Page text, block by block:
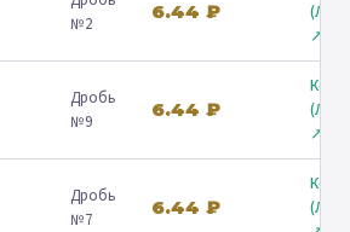
№2
6.44 ₽
↗
Дробь
№9
6.44 ₽
↗
Дробь
№7
6.44 ₽